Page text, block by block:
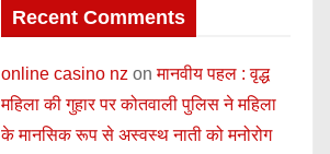
Recent Comments
online casino nz onमानवीय पहल : वृद्ध
महिला की गुहार पर कोतवाली पुलिस ने महिला
के मानसिक रूप से अस्वस्थ नाती को मनोरोग